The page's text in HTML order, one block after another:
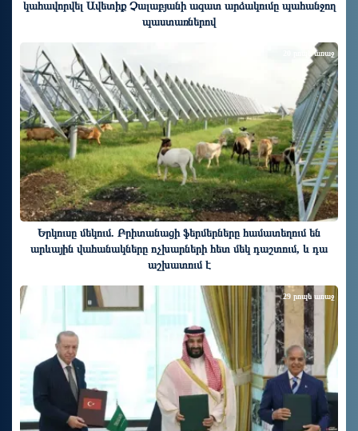
կահավորվել Ավետիք Չալաբյանի ազատ արձակումը պահանջող
պաստառներով
Երկուսը մեկում. Բրիտանացի ֆերմերները համատեղում են
արևային վահանակները ոչխարների հետ մեկ դաշտում, և դա
աշխատում է
20 րոպե առաջ
29 րոպե առաջ